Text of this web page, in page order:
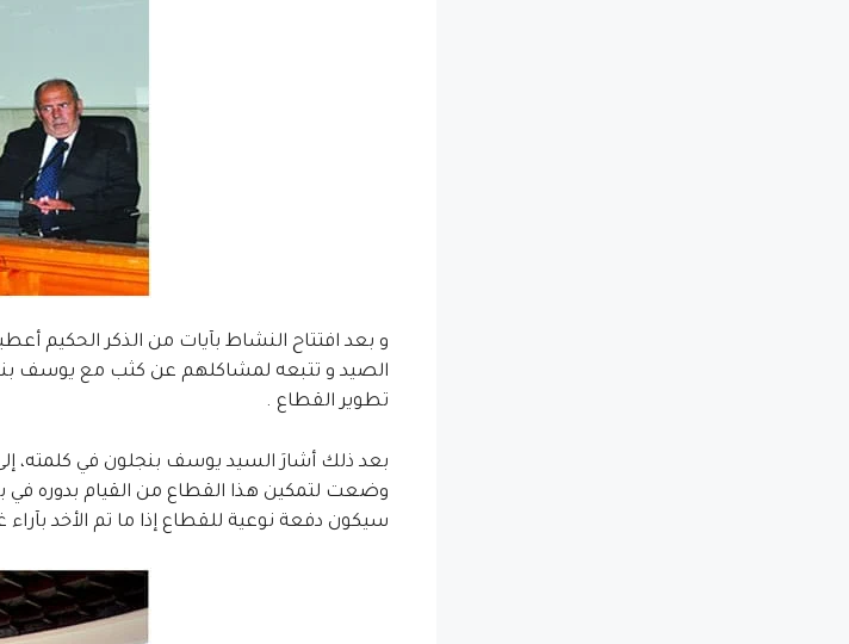
و بعد افتتاح النشاط بآيات من الذكر الحكيم
الصيد و تتبعه لمشاكلهم عن كثب مع يوسف
تطوير القطاع .
بعد ذلك أشارَ السيد يوسف بنجلون في كلمته،
وضعت لتمكين هذا القطاع من القيام بدوره في
سيكون دفعة نوعية للقطاع إذا ما تم الأخد بآراء